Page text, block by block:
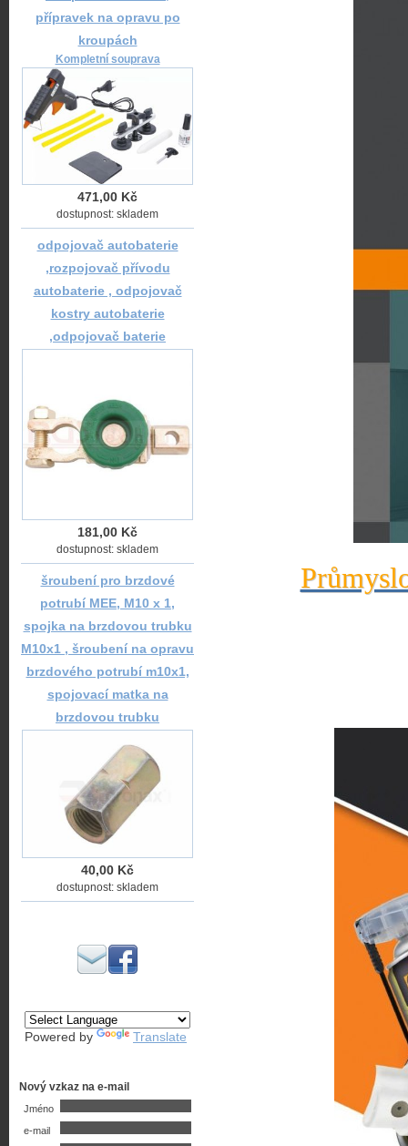
přípravek na opravu po
kroupách
Kompletní souprava
471,00 Kč
dostupnost: skladem
odpojovač autobaterie
,rozpojovač přívodu
autobaterie , odpojovač
kostry autobaterie
,odpojovač baterie
181,00 Kč
dostupnost: skladem
šroubení pro brzdové
potrubí MEE, M10 x 1,
spojka na brzdovou trubku
M10x1 , šroubení na opravu
brzdového potrubí m10x1,
spojovací matka na
brzdovou trubku
40,00 Kč
dostupnost: skladem
Powered by Translate
Nový vzkaz na e-mail
Jméno
e-mail